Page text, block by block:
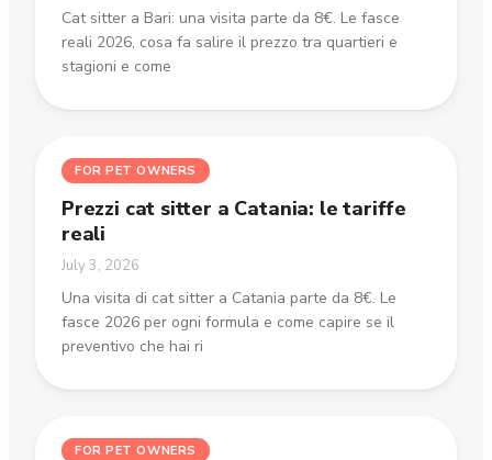
Cat sitter a Bari: una visita parte da 8€. Le fasce
reali 2026, cosa fa salire il prezzo tra quartieri e
stagioni e come
FOR PET OWNERS
Prezzi cat sitter a Catania: le tariffe
reali
July 3, 2026
Una visita di cat sitter a Catania parte da 8€. Le
fasce 2026 per ogni formula e come capire se il
preventivo che hai ri
FOR PET OWNERS